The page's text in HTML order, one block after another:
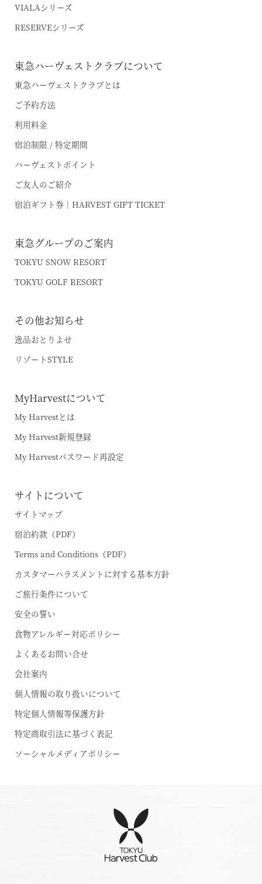
VIALAシリーズ
RESERVEシリーズ
東急ハーヴェストクラブについて
東急ハーヴェストクラブとは
ご予約方法
利用料金
宿泊制限 / 特定期間
ハーヴェストポイント
ご友人のご紹介
宿泊ギフト券｜HARVEST GIFT TICKET
東急グループのご案内
TOKYU SNOW RESORT
TOKYU GOLF RESORT
その他お知らせ
逸品おとりよせ
リゾートSTYLE
MyHarvestについて
My Harvestとは
My Harvest新規登録
My Harvestパスワード再設定
サイトについて
サイトマップ
宿泊約款（PDF）
Terms and Conditions（PDF）
カスタマーハラスメントに対する基本方針
ご旅行条件について
安全の誓い
食物アレルギー対応ポリシー
よくあるお問い合せ
会社案内
個人情報の取り扱いについて
特定個人情報等保護方針
特定商取引法に基づく表記
ソーシャルメディアポリシー